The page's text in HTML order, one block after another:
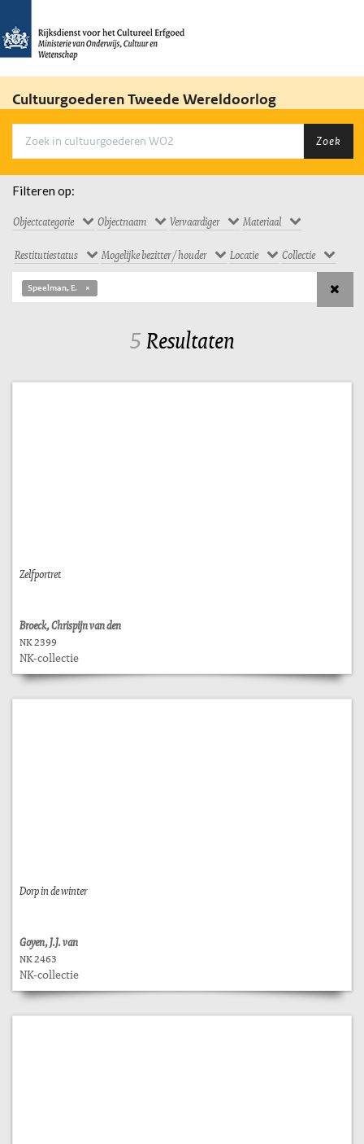
Cultuurgoederen Tweede Wereldoorlog
Zoek
Filteren op:
Objectcategorie Objectnaam Vervaardiger Materiaal
Restitutiestatus Mogelijke bezitter / houder Locatie Collectie
Speelman, E.
5Resultaten
Zelfportret
Broeck, Chrispijn van den
NK 2399
NK-collectie
Dorp in de winter
Goyen, J.J. van
NK 2463
NK-collectie